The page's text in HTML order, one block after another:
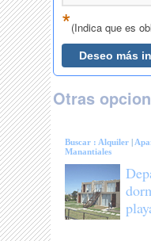
Otras
Buscar : Alquiler |
Manantiales